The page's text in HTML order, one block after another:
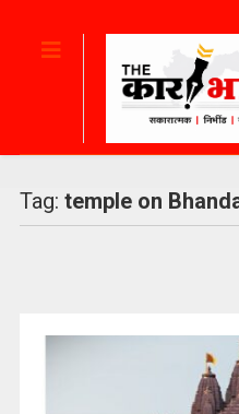
Tag: temple on